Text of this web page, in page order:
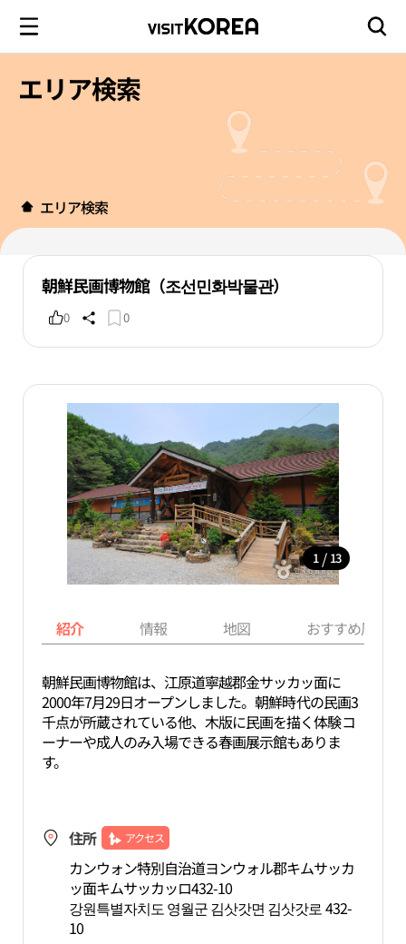
エリア検索
エリア検索
朝鮮民画博物館（조선민화박물관）
0 0
1 / 13
紹介 情報 地図 おすすめ周辺
朝鮮民画博物館は、江原道寧越郡金サッカッ面に
2000年7月29日オープンしました。朝鮮時代の民画3
千点が所蔵されている他、木版に民画を描く体験コ
ーナーや成人のみ入場できる春画展示館もありま
す。
住所 アクセス
カンウォン特別自治道ヨンウォル郡キムサッカ
ッ面キムサッカッロ432-10
강원특별자치도 영월군 김삿갓면 김삿갓로 432-
10